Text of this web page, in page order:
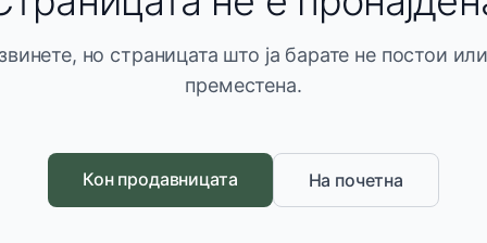
но страницата што ја барате не постои
преместена.
Кон продавницата На почетна